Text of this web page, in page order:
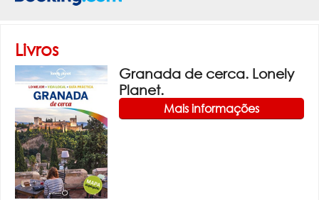
Livros
Granada de cerca. Lonely
Planet.
Mais informações